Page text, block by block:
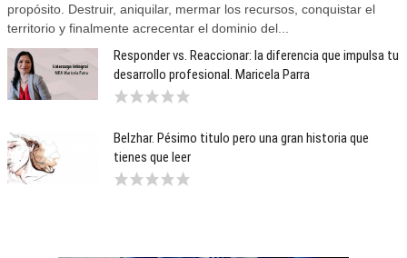
propósito. Destruir, aniquilar, mermar los recursos, conquistar el
territorio y finalmente acrecentar el dominio del...
Responder vs. Reaccionar: la diferencia que impulsa tu
desarrollo profesional. Maricela Parra
Belzhar. Pésimo titulo pero una gran historia que
tienes que leer